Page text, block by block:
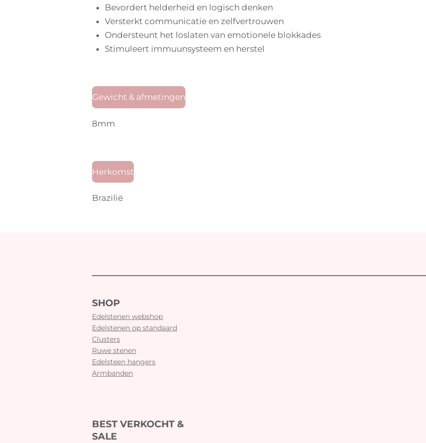
Bevordert helderheid en logisch denken
Versterkt communicatie en zelfvertrouwen
Ondersteunt het loslaten van emotionele blokkades
Stimuleert immuunsysteem en herstel
Gewicht & afmetingen
8mm
Herkomst
Brazilië
SHOP
Edelstenen webshop
Edelstenen op standaard
Clusters
Ruwe stenen
Edelsteen hangers
Armbanden
BEST VERKOCHT &
SALE